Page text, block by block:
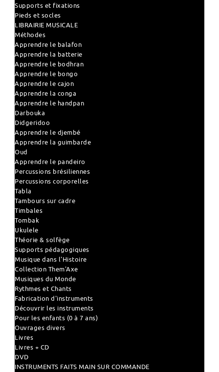
Supports et fixations
Pieds et socles
LIBRAIRIE MUSICALE
Méthodes
Apprendre le balafon
Apprendre la batterie
Apprendre le bodhran
Apprendre le bongo
Apprendre le cajon
Apprendre la conga
Apprendre le handpan
Darbouka
Didgeridoo
Apprendre le djembé
Apprendre la guimbarde
Oud
Apprendre le pandeiro
Percussions brésiliennes
Percussions corporelles
Tabla
Tambours sur cadre
Timbales
Tombak
Ukulele
Théorie & solfège
Supports pédagogiques
Musique dans l'Histoire
Collection Them'Axe
Musiques du Monde
Rythmes et Chants
Fabrication d'instruments
Découvrir les instruments
Pour les enfants (0 à 7 ans)
Ouvrages divers
Livres
Livres + CD
DVD
INSTRUMENTS FAITS MAIN SUR COMMANDE